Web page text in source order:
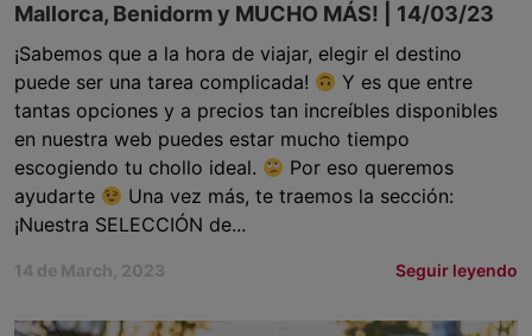
Mallorca, Benidorm y MUCHO MÁS! | 14/03/23
¡Sabemos que a la hora de viajar, elegir el destino
puede ser una tarea complicada!
Y es que entre
tantas opciones y a precios tan increíbles disponibles
en nuestra web puedes estar mucho tiempo
escogiendo tu chollo ideal.
Por eso queremos
ayudarte
Una vez más, te traemos la sección:
¡Nuestra SELECCIÓN de...
14 de March, 2023 Seguir leyendo